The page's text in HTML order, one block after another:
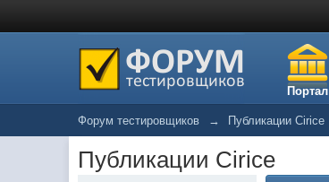
Портал
Форум тестировщиков → Публикации Cirice
Публикации Cirice